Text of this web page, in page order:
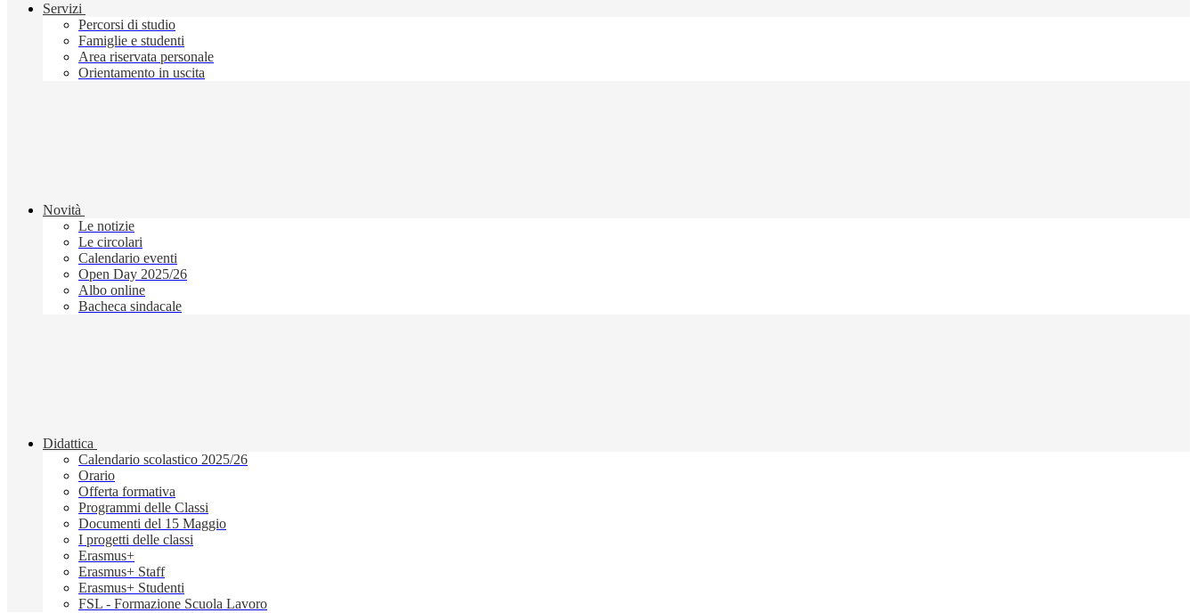
Servizi
Percorsi di studio
Famiglie e studenti
Area riservata personale
Orientamento in uscita
Novità
Le notizie
Le circolari
Calendario eventi
Open Day 2025/26
Albo online
Bacheca sindacale
Didattica
Calendario scolastico 2025/26
Orario
Offerta formativa
Programmi delle Classi
Documenti del 15 Maggio
I progetti delle classi
Erasmus+
Erasmus+ Staff
Erasmus+ Studenti
FSL - Formazione Scuola Lavoro